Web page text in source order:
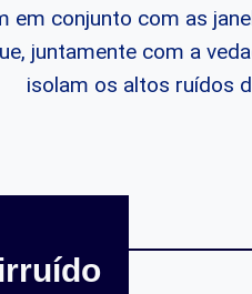
em conjunto com as
juntamente com a
isolam os altos ruídos